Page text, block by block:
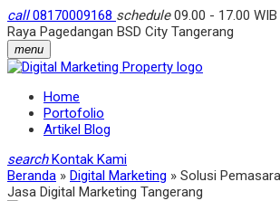
call08170009168 schedule09.00 - 17.00 WIB
Raya Pagedangan BSD City Tangerang
menu
Home
Portofolio
Artikel Blog
search Kontak Kami
Beranda » Digital Marketing » Solusi
Jasa Digital Marketing Tangerang